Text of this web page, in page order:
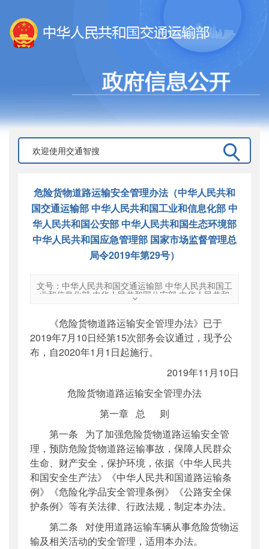
危险货物道路运输安全管理办法（中华人民共和
国交通运输部 中华人民共和国工业和信息化部 中
华人民共和国公安部 中华人民共和国生态环境部
中华人民共和国应急管理部 国家市场监督管理总
局令2019年第29号）
文号：中华人民共和国交通运输部 中华人民共和国工
业和信息化部 中华人民共和国公安部 中华人民共和
国生态环境部 中华人民共和国应急管理部 国家市场
文号：
中华人民共和国交通运输部 中华人民共和国工业和信
息化部 中华人民共和国公安部 中华人民共和国生态
环境部 中华人民共和国应急管理部 国家市场监督管
理总局令2019年第29号
索引号：000019713O03/2019-02840
公开日期：2019年11月28日
危险货物;道路运输;安全管理
机构分类：法制司
部令
《危险货物道路运输安全管理办法》已于
2019年7月10日经第15次部务会议通过，现予公
布，自2020年1月1日起施行。
2019年11月10日
危险货物道路运输安全管理办法
第一章 总 则
第一条 为了加强危险货物道路运输安全管
理，预防危险货物道路运输事故，保障人民群众
生命、财产安全，保护环境，依据《中华人民共
和国安全生产法》《中华人民共和国道路运输条
例》《危险化学品安全管理条例》《公路安全保
护条例》等有关法律、行政法规，制定本办法。
第二条 对使用道路运输车辆从事危险货物运
输及相关活动的安全管理，适用本办法。